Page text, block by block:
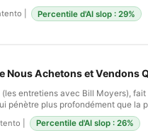
des aqueducs en 97 de
qui aurait pu être écrit par un
Percentile d'AI slop : 29%
Achetons et Vendons
entretiens avec Bill Moyers), fait
pénètre plus profondément que la
est simple, mais ses
réalité factuelle, mesurable, sa
Percentile d'AI slop : 26%